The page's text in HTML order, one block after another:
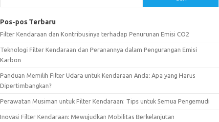
Pos-pos Terbaru
Filter Kendaraan dan Kontribusinya terhadap Penurunan Emisi CO2
Teknologi Filter Kendaraan dan Peranannya dalam Pengurangan Emisi
Karbon
Panduan Memilih Filter Udara untuk Kendaraan Anda: Apa yang Harus
Dipertimbangkan?
Perawatan Musiman untuk Filter Kendaraan: Tips untuk Semua Pengemudi
Inovasi Filter Kendaraan: Mewujudkan Mobilitas Berkelanjutan